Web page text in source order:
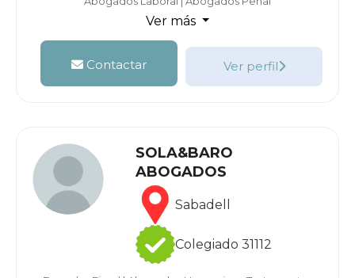
Ver más
Contactar Ver perfil
SOLA&BARO
ABOGADOS
Sabadell
Colegiado 31112